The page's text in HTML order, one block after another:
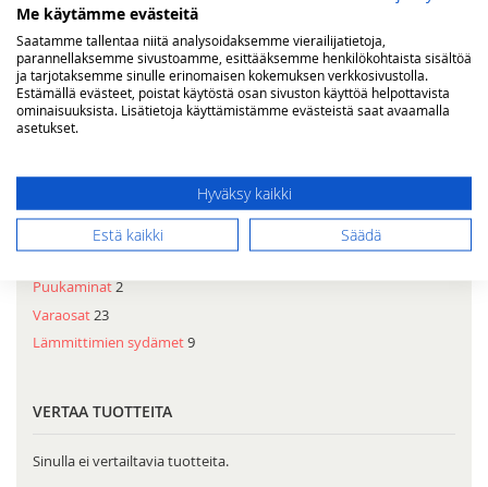
299,00 €
Ei varastossa
Kategoria
Valopetrolilämmittimet
Puukaminat2
Varaosat23
Lämmittimien sydämet9
VERTAA TUOTTEITA
Sinulla ei vertailtavia tuotteita.
Me käytämme evästeitä
Saatamme tallentaa niitä analysoidaksemme vierailijatietoja,
parannellaksemme sivustoamme, esittääksemme henkilökohtaista sisältöä
ja tarjotaksemme sinulle erinomaisen kokemuksen verkkosivustolla.
Estämällä evästeet, poistat käytöstä osan sivuston käyttöä helpottavista
ominaisuuksista. Lisätietoja käyttämistämme evästeistä saat avaamalla
asetukset.
Hyväksy kaikki
Estä kaikki
Säädä